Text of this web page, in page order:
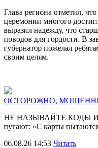
Глава региона отметил,
церемонии многого
выразил надежду, что
поводов для гордости. В
губернатор пожелал
своим целям.
ОСТОРОЖНО,
НЕ НАЗЫВАЙТЕ КОДЫ ИЗ
пугают: «С карты
06.08.26 14:53 Читать